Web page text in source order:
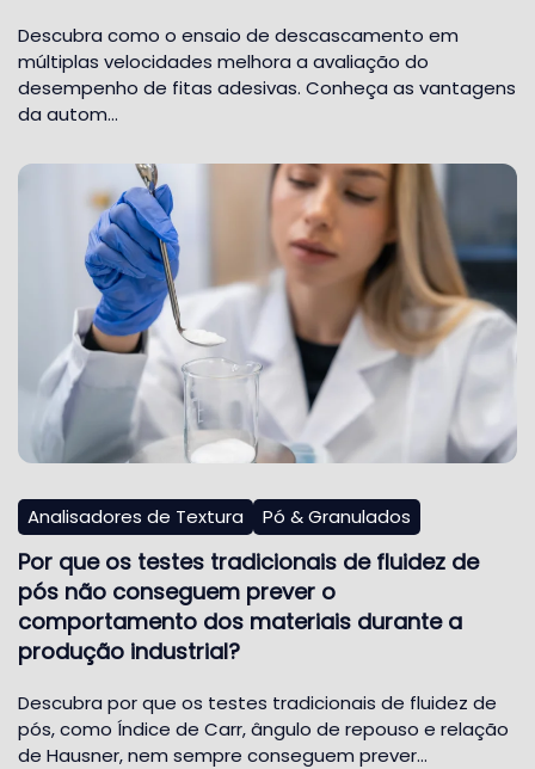
Descubra como o ensaio de descascamento em
múltiplas velocidades melhora a avaliação do
desempenho de fitas adesivas. Conheça as vantagens
da autom…
Analisadores de Textura Pó & Granulados
Por que os testes tradicionais de fluidez de
pós não conseguem prever o
comportamento dos materiais durante a
produção industrial?
Descubra por que os testes tradicionais de fluidez de
pós, como Índice de Carr, ângulo de repouso e relação
de Hausner, nem sempre conseguem prever…